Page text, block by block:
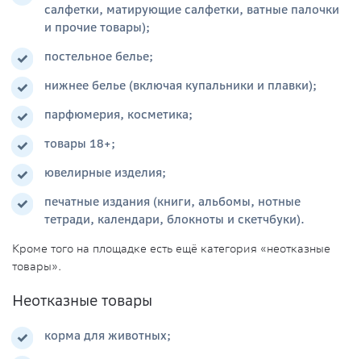
салфетки, матирующие салфетки, ватные палочки
и прочие товары);
постельное белье;
нижнее белье (включая купальники и плавки);
парфюмерия, косметика;
товары 18+;
ювелирные изделия;
печатные издания (книги, альбомы, нотные
тетради, календари, блокноты и скетчбуки).
Кроме того на площадке есть ещё категория «неотказные
товары».
Неотказные товары
корма для животных;